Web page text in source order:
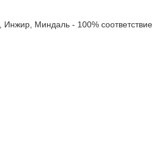
Миндаль - 100% соответствие